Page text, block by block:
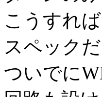
こうすれ
スペック
ついでに